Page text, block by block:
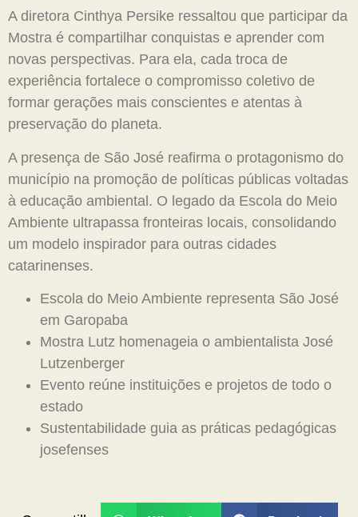
A diretora Cinthya Persike ressaltou que participar da
Mostra é compartilhar conquistas e aprender com
novas perspectivas. Para ela, cada troca de
experiência fortalece o compromisso coletivo de
formar gerações mais conscientes e atentas à
preservação do planeta.
A presença de São José reafirma o protagonismo do
município na promoção de políticas públicas voltadas
à educação ambiental. O legado da Escola do Meio
Ambiente ultrapassa fronteiras locais, consolidando
um modelo inspirador para outras cidades
catarinenses.
Escola do Meio Ambiente representa São José
em Garopaba
Mostra Lutz homenageia o ambientalista José
Lutzenberger
Evento reúne instituições e projetos de todo o
estado
Sustentabilidade guia as práticas pedagógicas
josefenses